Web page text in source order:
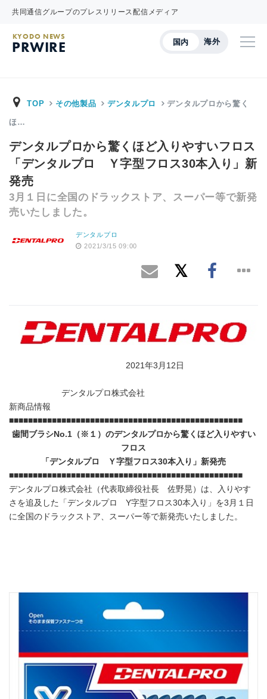
共同通信グループのプレスリリース配信メディア
国内 海外
KYODO NEWS
PRWIRE
TOP その他製品 デンタルプロ デンタルプロから驚く
ほ…
デンタルプロから驚くほど入りやすいフロス
「デンタルプロ Ｙ字型フロス30本入り」新
発売
3月１日に全国のドラックストア、スーパー等で新発
売いたしました。
デンタルプロ
2021/3/15 09:00
2021年3月12日
デンタルプロ株式会社
新商品情報
■■■■■■■■■■■■■■■■■■■■■■■■■■■■■■■■■■■■■■■■■■■■■■■■■
歯間ブラシNo.1（※１） のデンタルプロから驚くほど入りやすい
フロス
「デンタルプロ Ｙ字型フロス30本入り」新発売
■■■■■■■■■■■■■■■■■■■■■■■■■■■■■■■■■■■■■■■■■■■■■■■■■
デンタルプロ株式会社（代表取締役社長 佐野晃）は、入りやす
さを追及した「デンタルプロ Y字型フロス30本入り」を3月１日
に全国のドラックストア、スーパー等で新発売いたしました。